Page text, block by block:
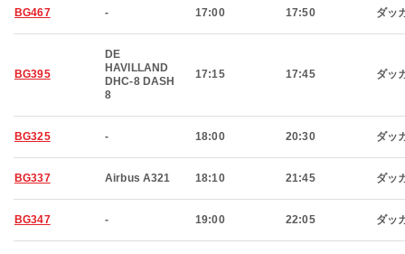
BG467 - 17:00 17:50 ダッ
BG395
DE
HAVILLAND
DHC-8 DASH
8
17:15 17:45 ダッ
BG325 - 18:00 20:30 ダッ
BG337 Airbus A321 18:10 21:45 ダッ
BG347 - 19:00 22:05 ダッ